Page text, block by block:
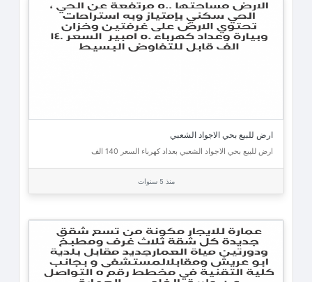
ارض للبيع بحي الاجواد الشعبي
ارض للبيع بحي الاجواد الشعبي بعداد كهرباء السعر 140 الف
منذ 5 سنوات